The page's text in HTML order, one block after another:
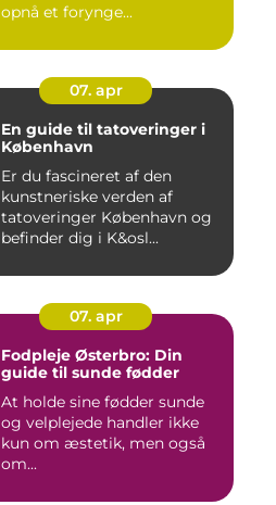
opnå et forynge...
07. apr
En guide til tatoveringer i
København
Er du fascineret af den
kunstneriske verden af
tatoveringer København og
befinder dig i K&osl...
07. apr
Fodpleje Østerbro: Din
guide til sunde fødder
At holde sine fødder sunde
og velplejede handler ikke
kun om æstetik, men også
om...